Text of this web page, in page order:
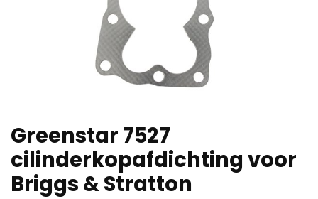
Greenstar 7527
cilinderkopafdichting voor
Briggs & Stratton